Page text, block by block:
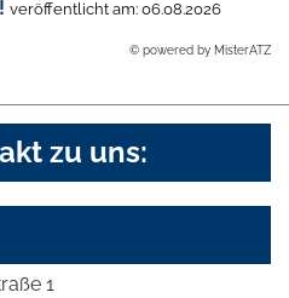
veröffentlicht am: 06.08.2026
© powered by MisterATZ
zu uns:
1